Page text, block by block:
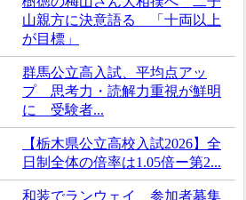
山親方に決意語る 「十両以上
が目標」
群馬公立高入試、平均点アッ
プ 思考力・読解力重視が鮮明
に 受験者...
【栃木県公立高校入試2026】全
日制全体の倍率は1.05倍ー第2...
和装でランウェイ 参加者募集